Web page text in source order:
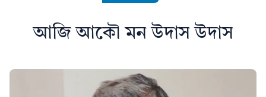
আজি আকৌ মন উদাস উদাস